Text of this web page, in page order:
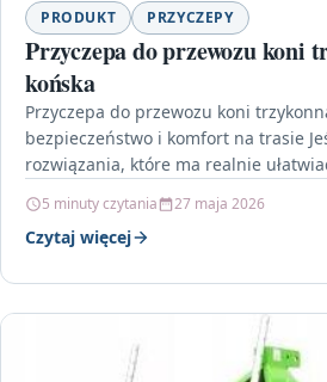
PRODUKT PRZYCZEPY
Przyczepa do przewozu koni
końska
Przyczepa do przewozu koni
bezpieczeństwo i komfort na trasie
rozwiązania, które ma realnie
5 minuty czytania 27 maja 2026
Czytaj więcej